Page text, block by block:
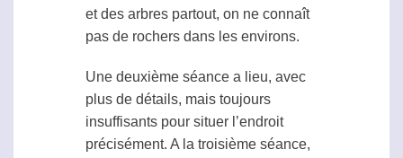
et des arbres partout, on ne connaît
pas de rochers dans les environs.
Une deuxième séance a lieu, avec
plus de détails, mais toujours
insuffisants pour situer l’endroit
précisément. A la troisième séance,